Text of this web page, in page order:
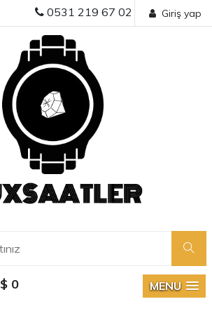
Giriş yap
0531 219 67 02
$ 0 MENU